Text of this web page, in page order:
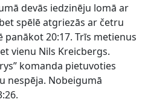
devās iedzinēju lomā ar
spēlē atgriezās ar četru
20:17. Trīs metienus
vienu Nils Kreicbergs.
komanda pietuvoties
nespēja. Nobeigumā